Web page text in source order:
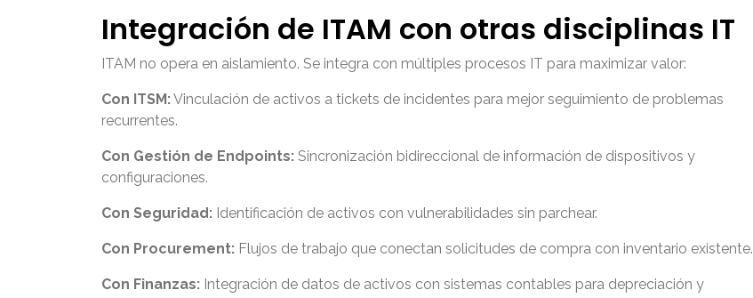
Integración de ITAM con otras disciplinas IT
ITAM no opera en aislamiento. Se integra con múltiples procesos IT para maximizar valor:
Con ITSM:Vinculación de activos a tickets de incidentes para mejor seguimiento de problemas
recurrentes.
Con Gestión de Endpoints: Sincronización bidireccional de información de dispositivos y
configuraciones.
Con Seguridad: Identificación de activos con vulnerabilidades sin parchear.
Con Procurement: Flujos de trabajo que conectan solicitudes de compra con inventario existente.
Con Finanzas: Integración de datos de activos con sistemas contables para depreciación y